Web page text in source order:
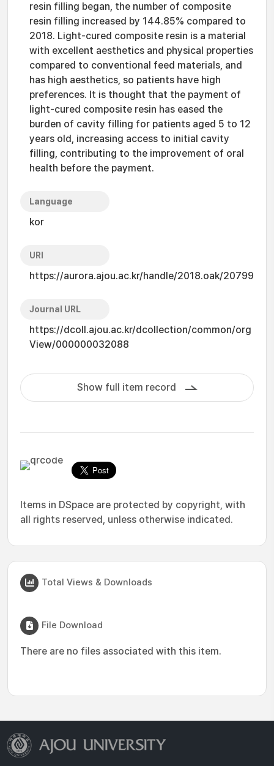
resin filling began, the number of composite
resin filling increased by 144.85% compared to
2018. Light-cured composite resin is a material
with excellent aesthetics and physical properties
compared to conventional feed materials, and
has high aesthetics, so patients have high
preferences. It is thought that the payment of
light-cured composite resin has eased the
burden of cavity filling for patients aged 5 to 12
years old, increasing access to initial cavity
filling, contributing to the improvement of oral
health before the payment.
Language
kor
URI
https://aurora.ajou.ac.kr/handle/2018.oak/20799
Journal URL
https://dcoll.ajou.ac.kr/dcollection/common/org
View/000000032088
Show full item record
Items in DSpace are protected by copyright, with
all rights reserved, unless otherwise indicated.
Total Views & Downloads
File Download
There are no files associated with this item.